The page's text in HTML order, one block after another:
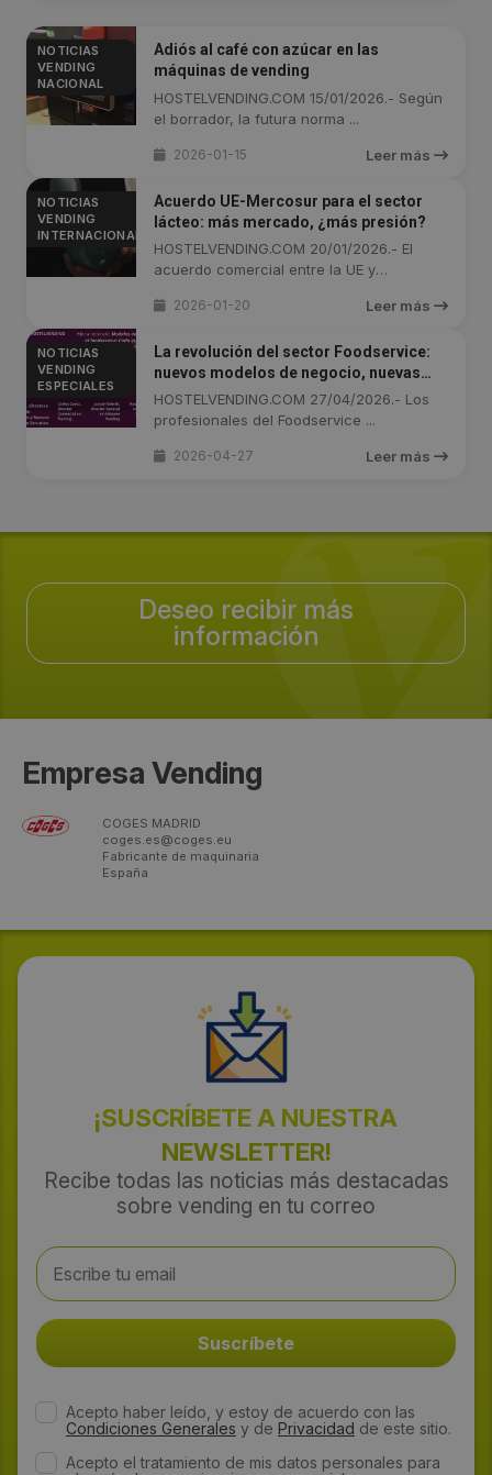
NOTICIAS
VENDING
NACIONAL
Adiós al café con azúcar en las
máquinas de vending
HOSTELVENDING.COM 15/01/2026.- Según
el borrador, la futura norma ...
2026-01-15 Leer más
NOTICIAS
VENDING
INTERNACIONAL
Acuerdo UE-Mercosur para el sector
lácteo: más mercado, ¿más presión?
HOSTELVENDING.COM 20/01/2026.- El
acuerdo comercial entre la UE y
2026-01-20 Leer más
NOTICIAS
VENDING
ESPECIALES
La revolución del sector Foodservice:
nuevos modelos de negocio, nuevas
oportunidades (Especial: Cuarta parte)
HOSTELVENDING.COM 27/04/2026.- Los
profesionales del Foodservice ...
2026-04-27 Leer más
Deseo recibir más
información
Empresa Vending
COGES MADRID
coges.es@coges.eu
Fabricante de maquinaria
España
¡SUSCRÍBETE A NUESTRA
NEWSLETTER!
Recibe todas las noticias más destacadas
sobre vending en tu correo
Acepto haber leído, y estoy de acuerdo con las
Condiciones Generales y de Privacidad de este sitio.
Acepto el tratamiento de mis datos personales para